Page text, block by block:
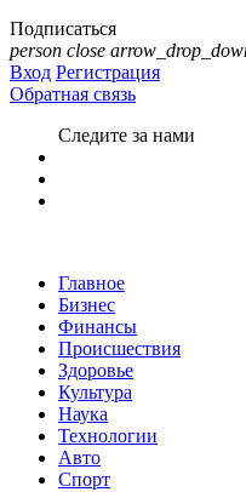
Подписаться
person close
Вход Регистрация
Обратная связь
Следите за нами
Главное
Бизнес
Финансы
Происшествия
Здоровье
Культура
Наука
Технологии
Авто
Спорт